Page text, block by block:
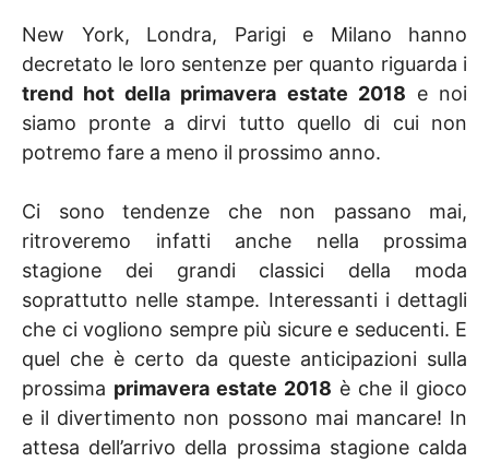
New York, Londra, Parigi e Milano hanno
decretato le loro sentenze per quanto riguarda i
trend hot della primavera estate 2018 e noi
siamo pronte a dirvi tutto quello di cui non
potremo fare a meno il prossimo anno.
Ci sono tendenze che non passano mai,
ritroveremo infatti anche nella prossima
stagione dei grandi classici della moda
soprattutto nelle stampe. Interessanti i dettagli
che ci vogliono sempre più sicure e seducenti. E
quel che è certo da queste anticipazioni sulla
prossima primavera estate 2018 è che il gioco
e il divertimento non possono mai mancare! In
attesa dell’arrivo della prossima stagione calda